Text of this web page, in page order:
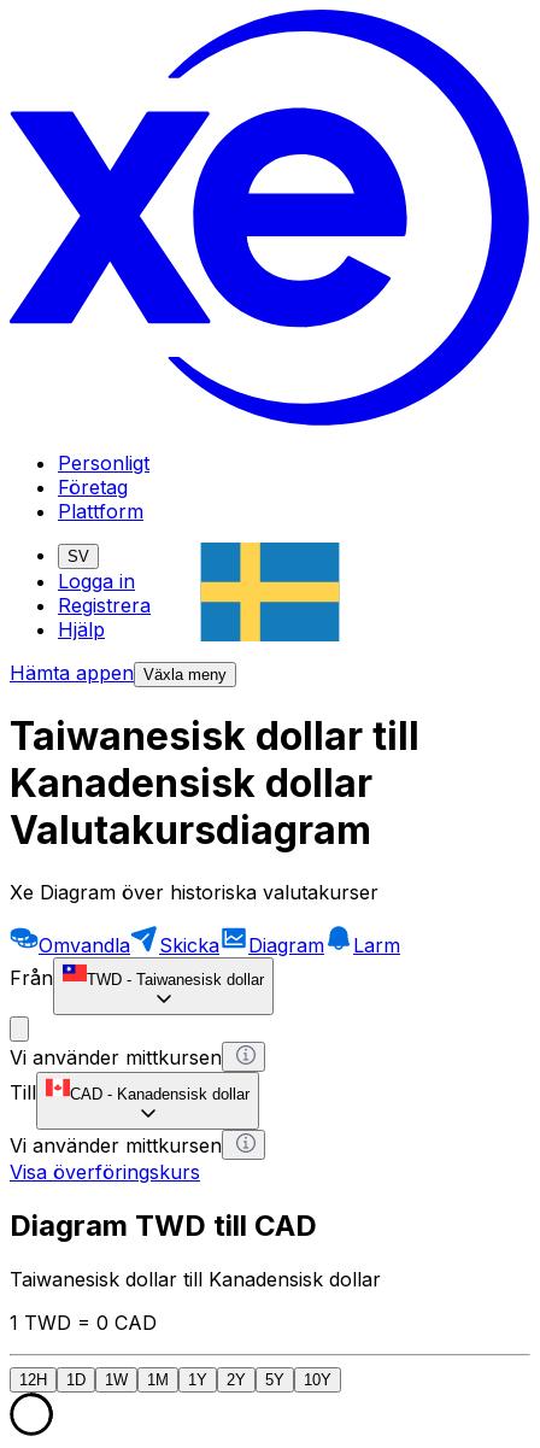
Personligt
Företag
Plattform
SV
Logga in
Registrera
Hjälp
Hämta appen Växla meny
Taiwanesisk dollar till
Kanadensisk dollar
Valutakursdiagram
Xe Diagram över historiska valutakurser
Omvandla Skicka Diagram
Larm
Från
TWD - Taiwanesisk dollar
Vi använder mittkursen
Till
CAD - Kanadensisk dollar
Vi använder mittkursen
Visa överföringskurs
Diagram TWD till CAD
Taiwanesisk dollar till Kanadensisk dollar
1 TWD = 0 CAD
12H 1D 1W 1M 1Y 2Y 5Y 10Y